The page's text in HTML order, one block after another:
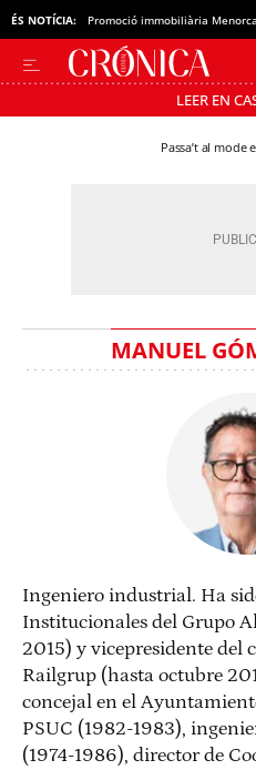
ÉS NOTÍCIA: Promoció immobiliària Menorca
LEER EN
Passa’t al mode
MANUEL
Ingeniero industrial. Ha
Institucionales del Grupo
2015) y vicepresidente del
Railgrup (hasta octubre
concejal en el
PSUC (1982-1983),
(1974-1986), director de